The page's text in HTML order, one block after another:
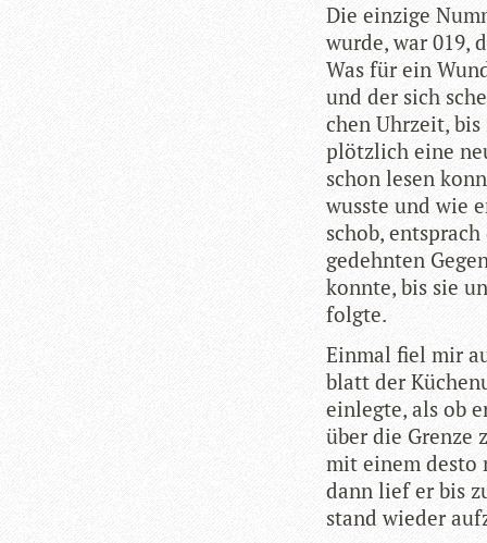
Die ein­zige
wurde, war 019,
Was für ein
und der sich
chen Uhr­zeit,
plötz­lich eine
schon lesen
wusste und wie
schob,
gedehn­ten
konnte, bis sie
folgte.
Ein­mal fiel mir
blatt der
ein­legte, als ob
über die Grenze
mit einem desto
dann lief er bis
stand wie­der